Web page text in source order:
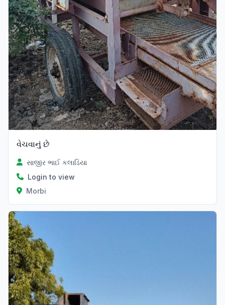
વેચવાનું છે
સાજીર ભાઈ કલાડિયા
Login to view
Morbi